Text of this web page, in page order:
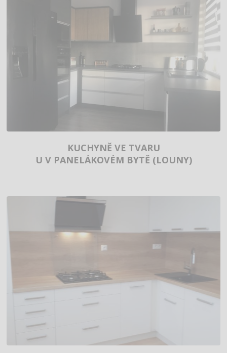
KUCHYNĚ VE TVARU
U V PANELÁKOVÉM BYTĚ (LOUNY)